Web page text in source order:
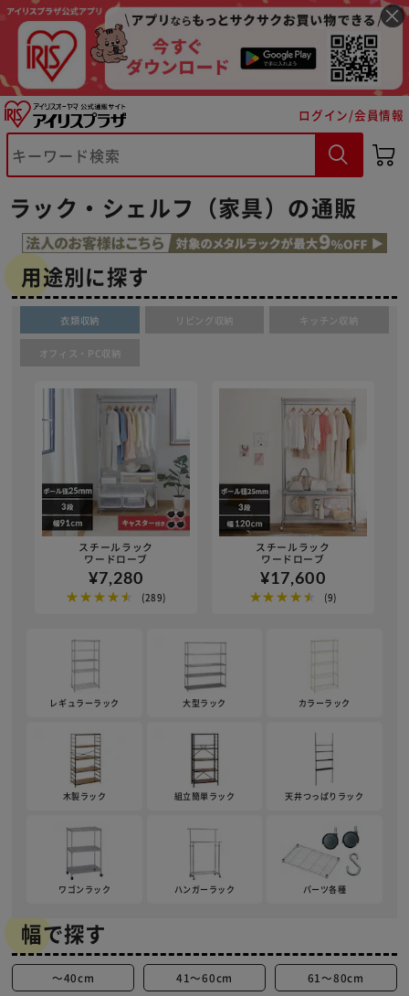
ログイン/会員情報
ラック・シェルフ（家具）の通販
用途別に探す
衣類収納 リビング収納 キッチン収納
オフィス・PC収納
スチールラック
ワードローブ
¥7,280
★★★★★ (289)
スチールラック
ワードローブ
¥17,600
★★★★★ (9)
レギュラーラック 大型ラック カラーラック
木製ラック 組立簡単ラック 天井つっぱりラック
ワゴンラック ハンガーラック パーツ各種
幅で探す
～40cm 41～60cm 61～80cm
※ご確認ください
カートに入れる 購入手続きへ